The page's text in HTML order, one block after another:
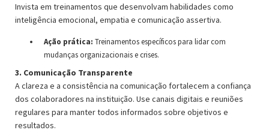
Invista em treinamentos que desenvolvam habilidades como
inteligência emocional, empatia e comunicação assertiva.
Ação prática: Treinamentos específicos para lidar com
mudanças organizacionais e crises.
3. Comunicação Transparente
A clareza e a consistência na comunicação fortalecem a confiança
dos colaboradores na instituição. Use canais digitais e reuniões
regulares para manter todos informados sobre objetivos e
resultados.